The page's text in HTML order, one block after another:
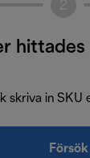
hittades
skriva in SKU